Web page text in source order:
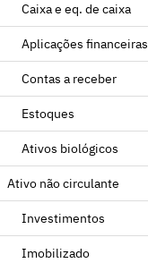
Caixa e eq. de caixa
Aplicações financeiras
Contas a receber
Estoques
Ativos biológicos
Ativo não circulante
Investimentos
Imobilizado